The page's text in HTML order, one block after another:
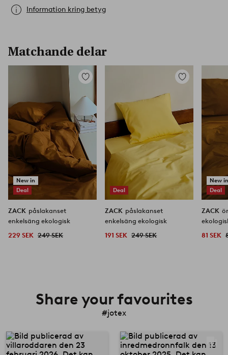
Information kring betyg
Matchande delar
New in
Deal
Lägg
favoriter
ZACK påslakanset
enkelsäng ekologisk
229 SEK 249 SEK
Deal
Lägg
ZACK påslakanset
enkelsäng ekologisk
191 SEK 249 SEK
New
Deal
ZACK
81 SEK
Share your favourites
#jotex